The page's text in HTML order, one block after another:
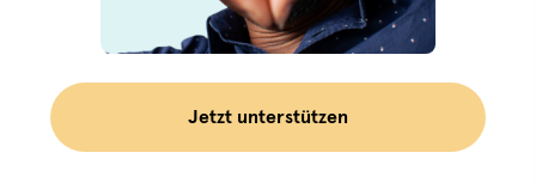
Jetzt unterstützen